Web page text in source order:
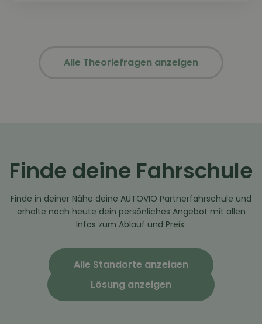
Lösung anzeigen
Alle Theoriefragen anzeigen
Finde deine Fahrschule
Finde in deiner Nähe deine AUTOVIO Partnerfahrschule und
erhalte noch heute dein persönliches Angebot mit allen
Infos zum Ablauf und Preis.
Alle Standorte anzeigen